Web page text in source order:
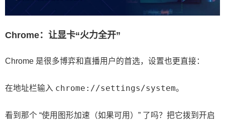
Chrome：让显卡“火力全开”
Chrome 是很多博弈和直播用户的首选，设置也更直接：
在地址栏输入 chrome://settings/system。
看到那个 “使用图形加速（如果可用）” 了吗？把它拨到开启